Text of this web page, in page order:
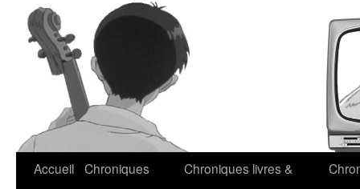
Accueil Chroniques
Chroniques livres &